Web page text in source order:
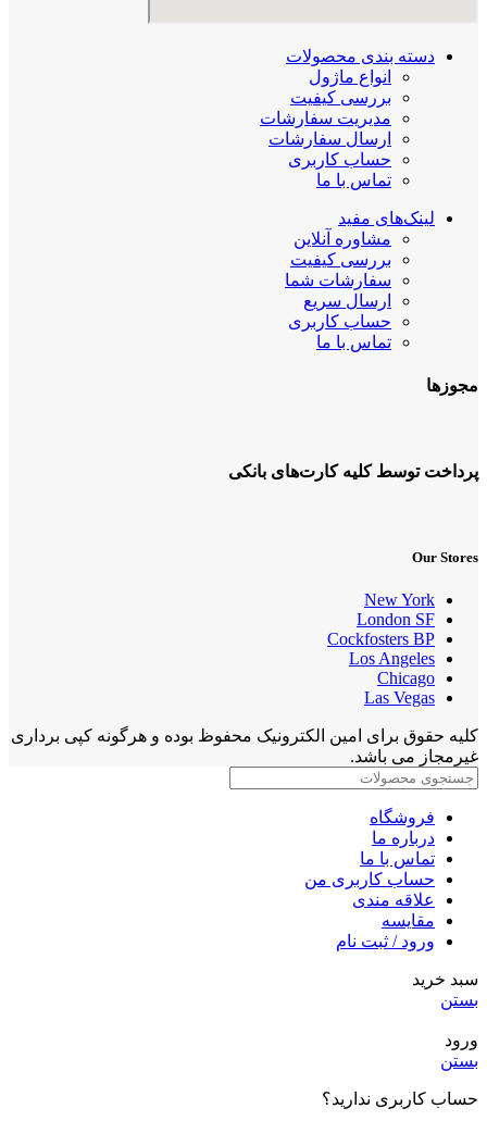
دسته بندی محصولات
انواع ماژول
بررسی کیفیت
مدیریت سفارشات
ارسال سفارشات
حساب کاربری
تماس با ما
لینک‌های مفید
مشاوره آنلاین
بررسی کیفیت
سفارشات شما
ارسال سریع
حساب کاربری
تماس با ما
مجوزها
پرداخت توسط کلیه کارت‌های بانکی
Our Stores
New York
London SF
Cockfosters BP
Los Angeles
Chicago
Las Vegas
کلیه حقوق برای امین الکترونیک محفوظ بوده و هرگونه کپی برداری
غیرمجاز می باشد.
فروشگاه
درباره ما
تماس با ما
حساب کاربری من
علاقه مندی
مقايسه
ورود / ثبت نام
سبد خرید
بستن
ورود
بستن
حساب کاربری ندارید؟